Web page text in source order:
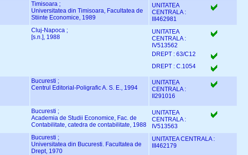
Timisoara ;
Universitatea din Timisoara, Facultatea de
Stiinte Economice, 1989
UNITATEA
CENTRALA :
III462981
Cluj-Napoca ;
[s.n.], 1988
UNITATEA
CENTRALA :
IV513562
DREPT : 63/C12
DREPT : C.1054
Bucuresti ;
Centrul Editorial-Poligrafic A. S. E., 1994
UNITATEA
CENTRALA :
II291016
Bucuresti ;
Academia de Studii Economice, Fac. de
Contabilitate, catedra de contabilitate, 1988
UNITATEA
CENTRALA :
IV513563
Bucuresti ;
Universitatea din Bucuresti. Facultatea de
Drept, 1970
UNITATEA CENTRALA :
III462179